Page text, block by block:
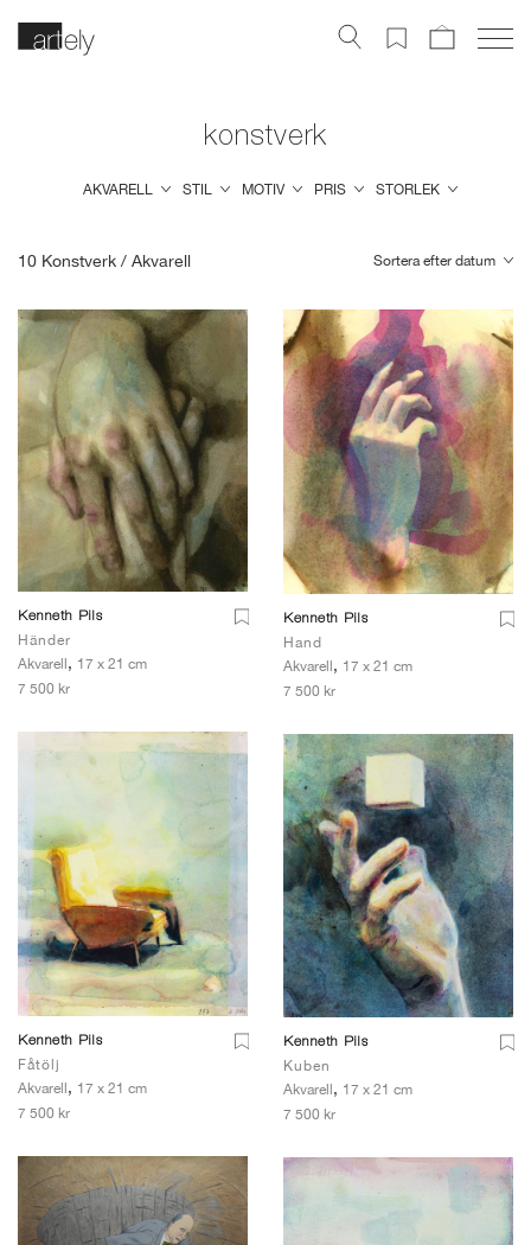
AKVARELL STIL MOTIV PRIS STORLEK
konstverk
10 Konstverk / Akvarell Sortera efter datum
Kenneth Pils
Händer
Akvarell , 17 x 21 cm
7 500 kr
Kenneth Pils
Hand
Akvarell, 17 x 21 cm
7 500 kr
Kenneth Pils
Fåtölj
Akvarell, 17 x 21 cm
7 500 kr
Kenneth Pils
Kuben
Akvarell , 17 x 21 cm
7 500 kr